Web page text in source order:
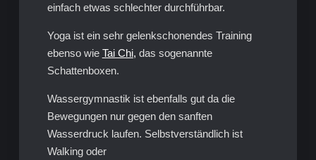
einfach etwas schlechter durchführbar.
Yoga ist ein sehr gelenkschonendes Training
ebenso wie Tai Chi, das sogenannte
Schattenboxen.
Wassergymnastik ist ebenfalls gut da die
Bewegungen nur gegen den sanften
Wasserdruck laufen. Selbstverständlich ist
Walking oder